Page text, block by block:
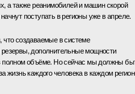
а также реанимобилей и машин скорой
поступать в регионы уже в апреле.
что создаваемые в системе
резервы, дополнительные мощности
полном объёме. Но сейчас мы должны
жизнь каждого человека в каждом